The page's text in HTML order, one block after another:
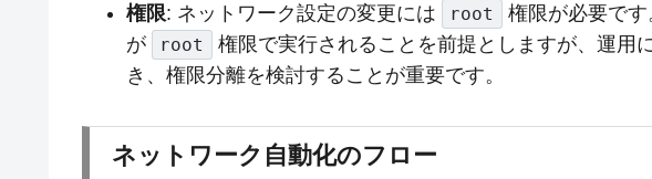
権限: ネットワーク設定の変更には root
権限が必要で
が
root
権限で実行されることを前提としますが、運用
き、権限分離を検討することが重要です。
ネットワーク自動化のフロー